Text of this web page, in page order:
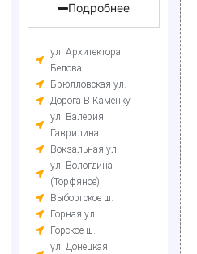
Подробнее
ул. Архитектора
Белова
Брюлловская ул.
Дорога В Каменку
ул. Валерия
Гаврилина
Вокзальная ул.
ул. Вологдина
(Торфяное)
Выборгское ш.
Горная ул.
Горское ш.
ул. Донецкая